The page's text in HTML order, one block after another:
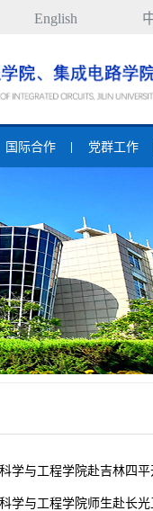
English
国际合作 党群工作
学与工程学院赴吉林四
学与工程学院师生赴长